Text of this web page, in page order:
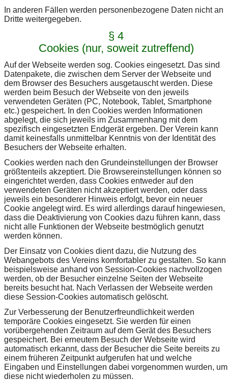
In anderen Fällen werden personenbezogene Daten nicht an
Dritte weitergegeben.
§ 4
Cookies (nur, soweit zutreffend)
Auf der Webseite werden sog. Cookies eingesetzt. Das sind
Datenpakete, die zwischen dem Server der Webseite und
dem Browser des Besuchers ausgetauscht werden. Diese
werden beim Besuch der Webseite von den jeweils
verwendeten Geräten (PC, Notebook, Tablet, Smartphone
etc.) gespeichert. In den Cookies werden Informationen
abgelegt, die sich jeweils im Zusammenhang mit dem
spezifisch eingesetzten Endgerät ergeben. Der Verein kann
damit keinesfalls unmittelbar Kenntnis von der Identität des
Besuchers der Webseite erhalten.
Cookies werden nach den Grundeinstellungen der Browser
größtenteils akzeptiert. Die Browsereinstellungen können so
eingerichtet werden, dass Cookies entweder auf den
verwendeten Geräten nicht akzeptiert werden, oder dass
jeweils ein besonderer Hinweis erfolgt, bevor ein neuer
Cookie angelegt wird. Es wird allerdings darauf hingewiesen,
dass die Deaktivierung von Cookies dazu führen kann, dass
nicht alle Funktionen der Webseite bestmöglich genutzt
werden können.
Der Einsatz von Cookies dient dazu, die Nutzung des
Webangebots des Vereins komfortabler zu gestalten. So kann
beispielsweise anhand von Session-Cookies nachvollzogen
werden, ob der Besucher einzelne Seiten der Webseite
bereits besucht hat. Nach Verlassen der Webseite werden
diese Session-Cookies automatisch gelöscht.
Zur Verbesserung der Benutzerfreundlichkeit werden
temporäre Cookies eingesetzt. Sie werden für einen
vorübergehenden Zeitraum auf dem Gerät des Besuchers
gespeichert. Bei erneutem Besuch der Webseite wird
automatisch erkannt, dass der Besucher die Seite bereits zu
einem früheren Zeitpunkt aufgerufen hat und welche
Eingaben und Einstellungen dabei vorgenommen wurden, um
diese nicht wiederholen zu müssen.